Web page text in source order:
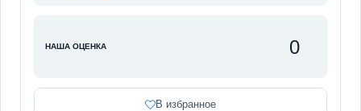
НАША ОЦЕНКА 0
В избранное